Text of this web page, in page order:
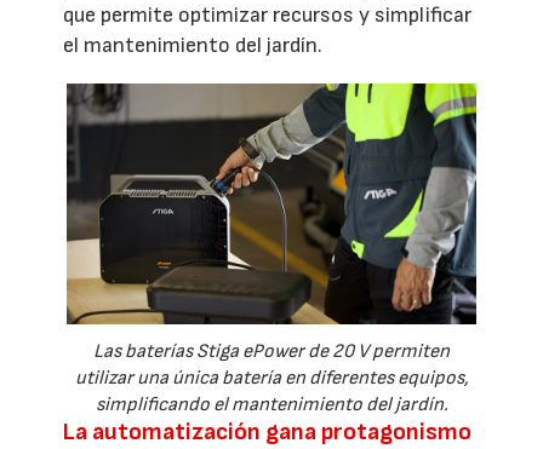
que permite optimizar recursos y simplificar
el mantenimiento del jardín.
Las baterías Stiga ePower de 20 V permiten
utilizar una única batería en diferentes equipos,
simplificando el mantenimiento del jardín.
La automatización gana protagonismo